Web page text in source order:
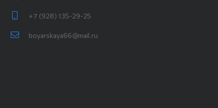
+7 (928) 135-29-25
boyarskaya66@mail.ru